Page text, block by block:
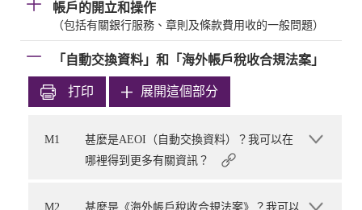
帳戶的開立和操作
（包括有關銀行服務、章則及條款費用收的一般問題）
「自動交換資料」和「海外帳戶稅收合規法案」
打印 展開這個部分
M1
甚麼是AEOI（自動交換資料）？我可以在
哪裡得到更多有關資訊？
M2
甚麼是《海外帳戶稅收合規法案》？我可以